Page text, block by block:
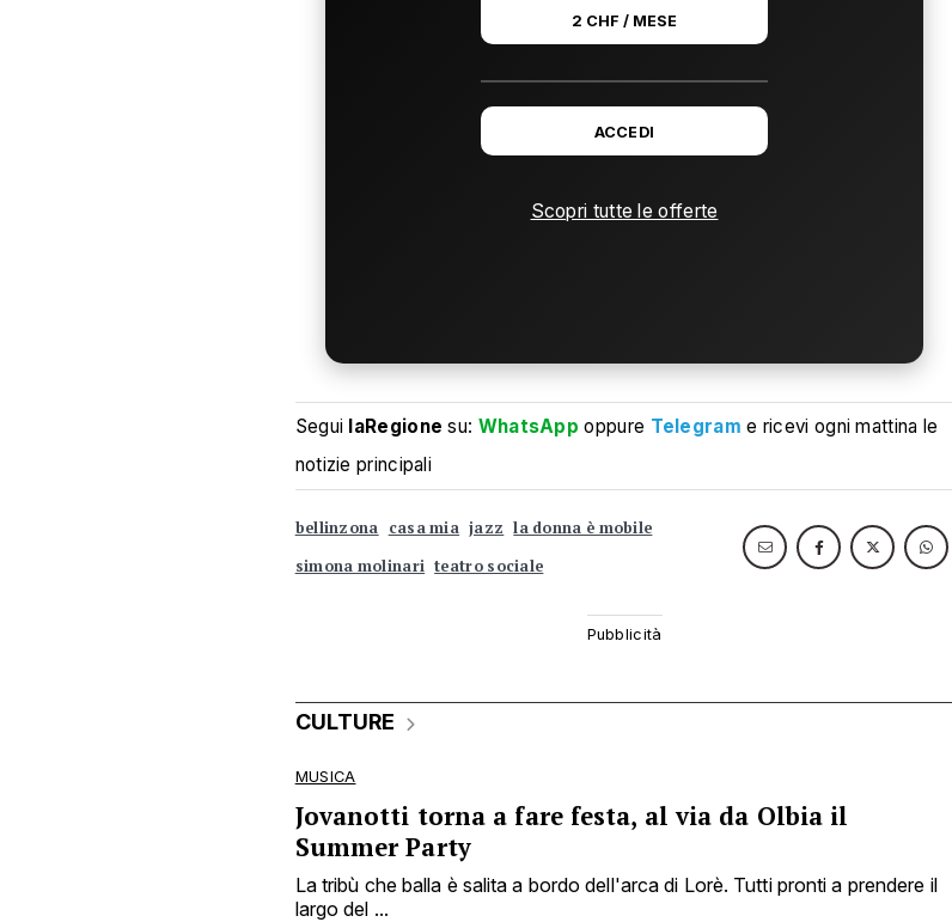
2 CHF / MESE
ACCEDI
Scopri tutte le offerte
Segui laRegione su: WhatsApp oppure Telegram e ricevi ogni mattina le
notizie principali
bellinzona casa mia jazz la donna è mobile
simona molinari teatro sociale
CULTURE
MUSICA
Jovanotti torna a fare festa, al via da Olbia il
Summer Party
La tribù che balla è salita a bordo dell'arca di Lorè. Tutti pronti a prendere il
largo del ...